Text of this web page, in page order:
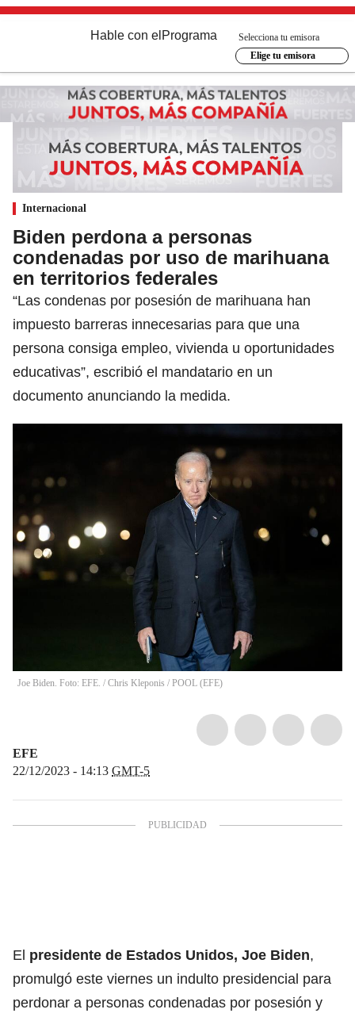
Hable con el Programa
Selecciona tu emisora
Elige tu emisora
Internacional
Biden perdona a personas
condenadas por uso de marihuana
en territorios federales
“Las condenas por posesión de marihuana han
impuesto barreras innecesarias para que una
persona consiga empleo, vivienda u oportunidades
educativas”, escribió el mandatario en un
documento anunciando la medida.
Joe Biden. Foto: EFE. / Chris Kleponis / POOL (EFE)
EFE
22/12/2023 - 14:13 GMT-5
El presidente de Estados Unidos, Joe Biden,
promulgó este viernes un indulto presidencial para
perdonar a personas condenadas por posesión y